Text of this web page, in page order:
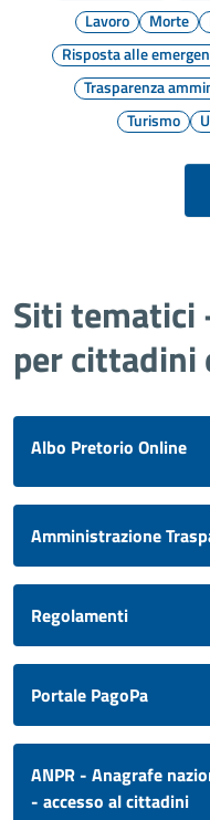
Lavoro
Morte
Risposta alle
Trasparenza
Turismo
Siti tematici
per cittadini
Albo Pretorio Online
Amministrazione
Regolamenti
Portale PagoPa
ANPR - Anagrafe
- accesso al cittadini